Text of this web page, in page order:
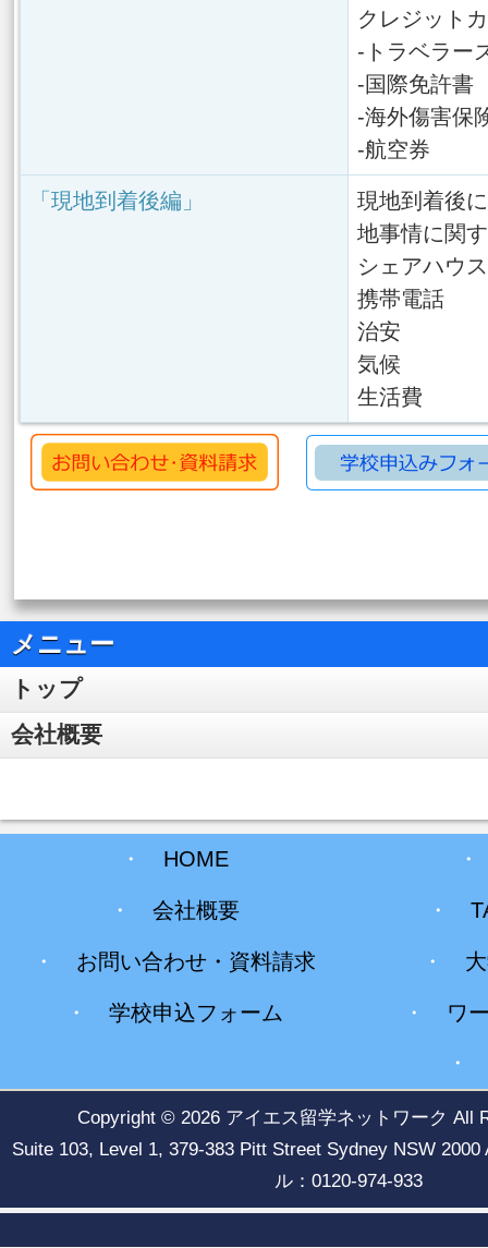
クレジット
-トラベラー
-国際免許書
-海外傷害保
-航空券
「現地到着後編」
現地到着後
地事情に関
シェアハウス
携帯電話
治安
気候
生活費
メニュー
トップ
会社概要
・ HOME
・ 会社概要 ・
・ お問い合わせ・資料請求 ・
・ 学校申込フォーム ・ ワ
Copyright © 2026 アイエス留学ネットワーク All
Suite 103, Level 1, 379-383 Pitt Street Sydney NSW
ル：0120-974-933